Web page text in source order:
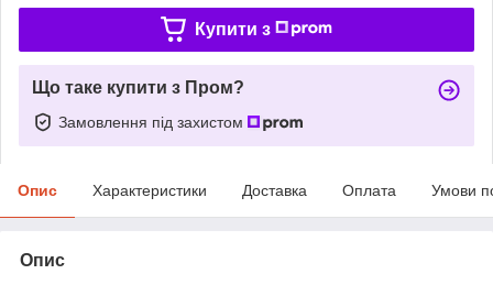
Купити з
Що таке купити з Пром?
Замовлення під захистом
Опис Характеристики Доставка Оплата Умови
Опис